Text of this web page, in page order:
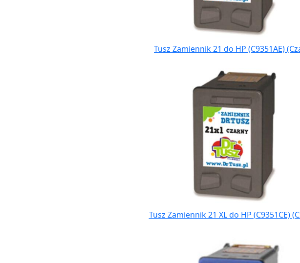
Tusz Zamiennik 21 do HP (C9351AE)
Tusz Zamiennik 21 XL do HP (C9351CE)